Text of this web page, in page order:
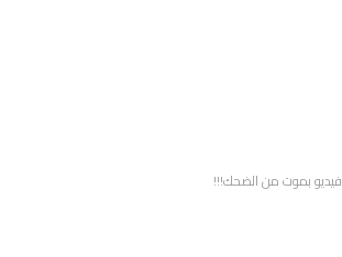
فيديو بموت من الضحك!!!